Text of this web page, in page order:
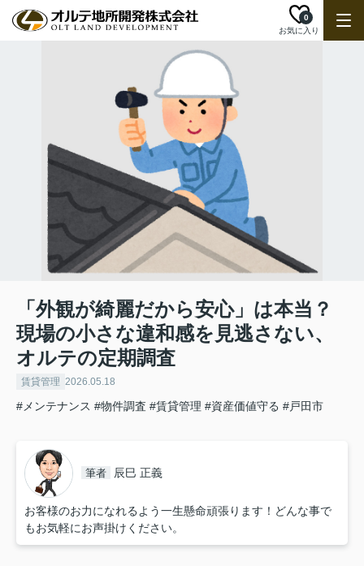
お気に入り
0
「外観が綺麗だから安心」は本当？
現場の小さな違和感を見逃さない、
オルテの定期調査
賃貸管理 2026.05.18
#メンテナンス #物件調査 #賃貸管理 #資産価値守る #戸田市
筆者 辰巳 正義
お客様のお力になれるよう一生懸命頑張ります！どんな事で
もお気軽にお声掛けください。